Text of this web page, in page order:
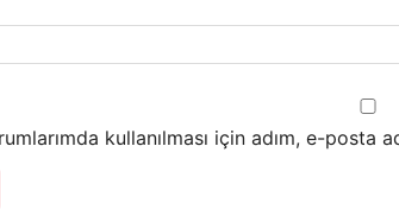
kullanılması için adım, e-posta